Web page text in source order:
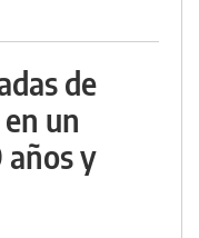
de
un
años y